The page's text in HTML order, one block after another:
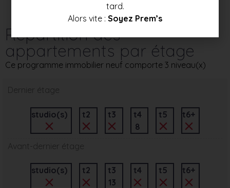
Répartition des
appartements par étage
Ce programme immobilier neuf comporte 3 niveau(x)
Dernier étage
studio(s) t2 t3
t4
8
t5 t6+
Avant-dernier étage
studio(s) t2
t3
13
t4 t5 t6+
tard.
Alors vite : Soyez Prem’s